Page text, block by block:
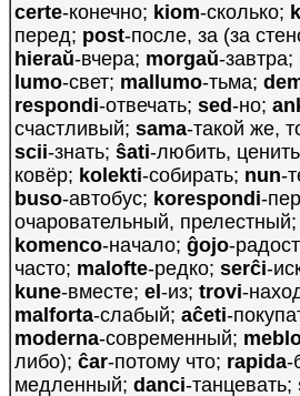
certe-конечно; kiom-сколько;
перед; post-после, за (за
hieraŭ-вчера; morgaŭ-завтра;
lumo-свет; mallumo-тьма;
respondi-отвечать; sed-но;
счастливый; sama-такой же,
scii-знать; ŝati-любить,
ковёр; kolekti-собирать; nun-
buso-автобус; korespondi-
очаровательный, прелестный;
komenco-начало; ĝojo-
часто; malofte-редко; serĉi-
kune-вместе; el -из; trovi-
malforta-слабый; aĉeti-
moderna-современный;
либо); ĉar-потому что; rapida-
медленный; danci-танцевать;